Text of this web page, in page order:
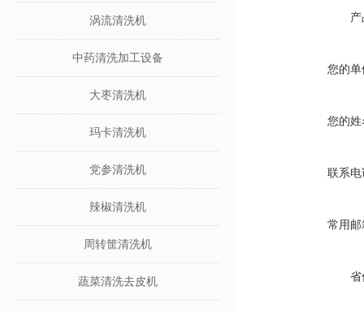
涡流清洗机
中药清洗加工设备
大枣清洗机
玛卡清洗机
党参清洗机
辣椒清洗机
周转筐清洗机
蔬菜清洗去皮机
您的单
您的姓
联系电
常用邮
省